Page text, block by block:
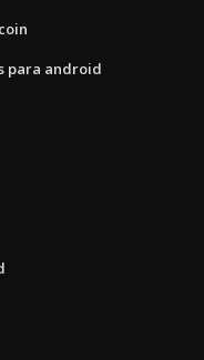
para android